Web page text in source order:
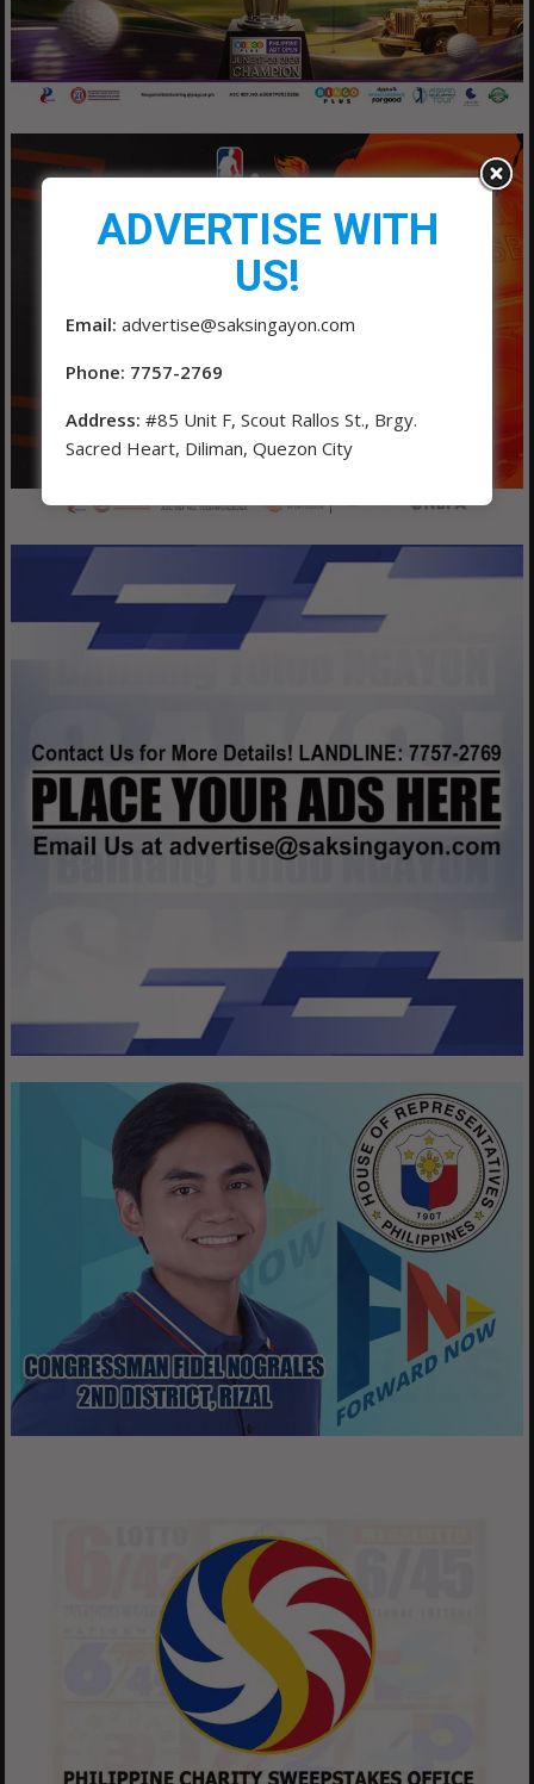
ADVERTISE WITH
US!
Email: advertise@saksingayon.com
Phone: 7757-2769
Address: #85 Unit F, Scout Rallos St., Brgy.
Sacred Heart, Diliman, Quezon City